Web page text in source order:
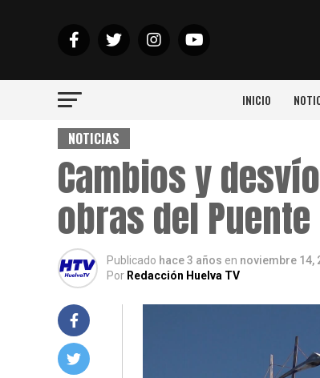
INICIO
NOTICIAS
Cambios y
obras del
Publicado hace 3 años en noviembre 14,
Por Redacción Huelva TV